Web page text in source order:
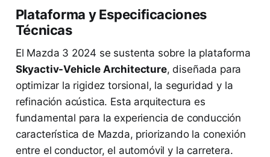
Plataforma y Especificaciones
Técnicas
El Mazda 3 2024 se sustenta sobre la plataforma
Skyactiv-Vehicle Architecture, diseñada para
optimizar la rigidez torsional, la seguridad y la
refinación acústica. Esta arquitectura es
fundamental para la experiencia de conducción
característica de Mazda, priorizando la conexión
entre el conductor, el automóvil y la carretera.